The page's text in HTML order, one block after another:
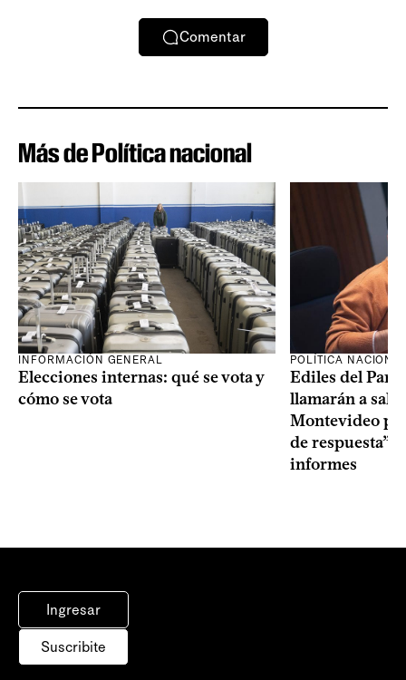
Comentar
Más de Política nacional
INFORMACIÓN GENERAL
Elecciones internas: qué se vota y
cómo se vota
POLÍTICA
Ediles del
llamarán a sala
Montevideo
de respuesta”
informes
Ingresar
Suscribite